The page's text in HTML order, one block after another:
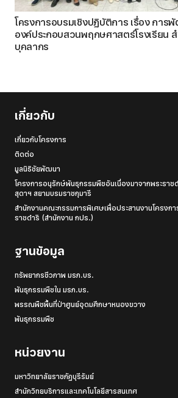
โครงการอบรมเชิงปฏิบัติการ เรื่อง การ
องค์ประกอบสวนพฤกษศาสตร์โรงเรียน
บุคลากร
เกี่ยวกับ
เกี่ยวกับโครงการ
ติดต่อ
มูลนิธิชัยพัฒนา
โครงการอนุรักษ์พันธุกรรมพืชอันเนื่องมาจากพระราช
สุดาฯ สยามบรมราชกุมารี
สำนักงานคณะกรรมการพิเศษเพื่อประสานงานโครงกา
ราชดำริ (สำนักงาน กปร.)
ฐานข้อมูล
ทรัพยากรชีวภาพ มรภ.บร.
พันธุกรรมพืชใน มรภ.บร.
พรรณพืชพื้นที่ป่าศูนย์อุดมศึกษาหนองขวาง
พันธุกรรมพืช
หน่วยงาน
มหาวิทยาลัยราชภัฏบุรีรัมย์
สำนักวิทยบริการและเทคโนโลยีสารสนเทศ